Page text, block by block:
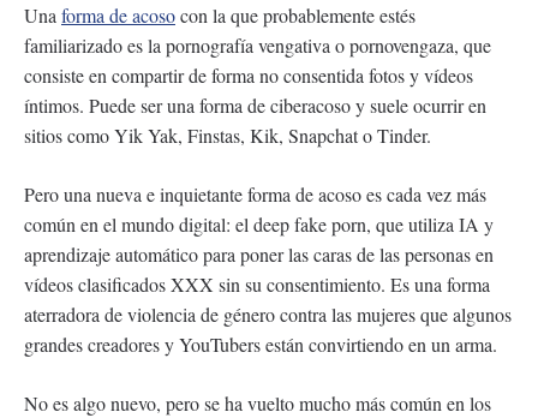
Una forma de acosocon la que probablemente estés
familiarizado es la pornografía vengativa o pornovengaza, que
consiste en compartir de forma no consentida fotos y vídeos
íntimos. Puede ser una forma de ciberacoso y suele ocurrir en
sitios como Yik Yak, Finstas, Kik, Snapchat o Tinder.
Pero una nueva e inquietante forma de acoso es cada vez más
común en el mundo digital: el deep fake porn, que utiliza IA y
aprendizaje automático para poner las caras de las personas en
vídeos clasificados XXX sin su consentimiento. Es una forma
aterradora de violencia de género contra las mujeres que algunos
grandes creadores y YouTubers están convirtiendo en un arma.
No es algo nuevo, pero se ha vuelto mucho más común en los